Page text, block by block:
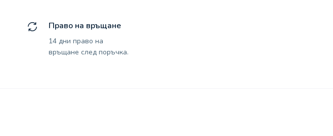
Право на връщане
14 дни право на
връщане след поръчка.